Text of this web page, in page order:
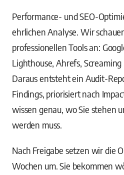
Performance- und SEO-
ehrlichen Analyse. Wir
professionellen Tools an:
Lighthouse, Ahrefs, Screaming
Daraus entsteht ein Audit-
Findings, priorisiert nach
wissen genau, wo Sie stehen
werden muss.
Nach Freigabe setzen wir die
Wochen um. Sie bekommen